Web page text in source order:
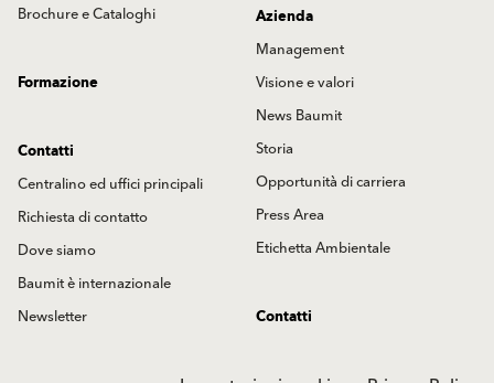
Brochure e Cataloghi
Azienda
Management
Visione e valori
News Baumit
Storia
Opportunità di carriera
Press Area
Etichetta Ambientale
Formazione
Contatti
Centralino ed uffici principali
Richiesta di contatto
Dove siamo
Baumit è internazionale
Newsletter
Contatti